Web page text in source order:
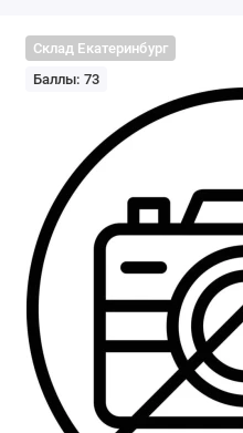
Склад Екатеринбург
Баллы: 73